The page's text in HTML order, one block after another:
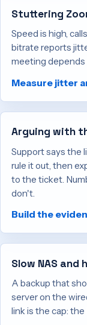
Stuttering
Speed is high,
bitrate reports
meeting depends
Measure jitter
Arguing with
Support says the
rule it out, then
to the ticket.
don't.
Build the
Slow NAS
A backup that
server on the
link is the cap: